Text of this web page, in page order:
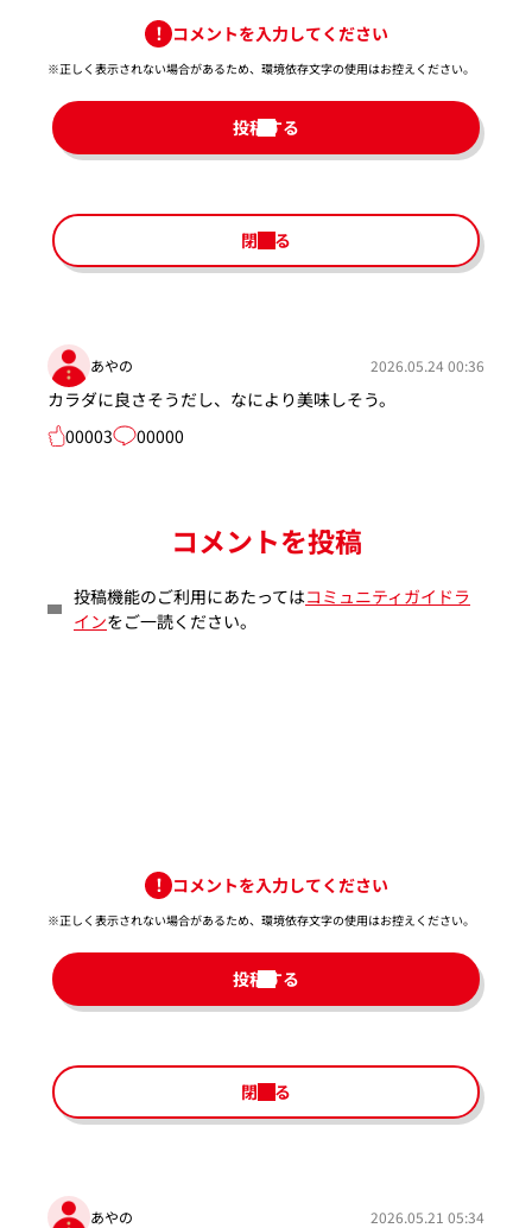
コメントを入力してください
※正しく表示されない場合があるため、環境依存文字の使用はお控えください。​
投稿する
閉じる
あやの 2026.05.24 00:36
カラダに良さそうだし、なにより美味しそう。
00003
00000
コメントを投稿
投稿機能のご利用にあたってはコミュニティガイドラ
インをご一読ください。
コメントを入力してください
※正しく表示されない場合があるため、環境依存文字の使用はお控えください。​
投稿する
閉じる
あやの 2026.05.21 05:34